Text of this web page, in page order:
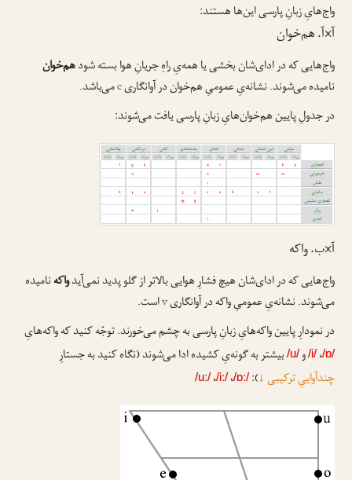
واج‌هایِ زبانِ پارسی این‌ها هستند:
آ×آ. هم‌خوان
واج‌هایی که در ادای‌شان بخشی یا همه‌یِ راهِ جریانِ هوا بسته شودهم‌خوان
نامیده می‌شوند. نشانه‌یِ عمومیِ هم‌خوان در آوانگاریcمی‌باشد.
در جدولِ پایین هم‌خوان‌هایِ زبانِ پارسی یافت می‌شوند:
آ×ب. واکه
واج‌هایی که در ادای‌شان هیچ فشارِ هوایی بالاتر از گلو پدید نمی‌آیدواکهنامیده
می‌شوند. نشانه‌یِ عمومیِ واکه در آوانگاریvا‌ست.
در نمودارِ پایین واکه‌هایِ زبانِ پارسی به چشم می‌خورند. توجّه کنید که واکه‌هایِ
/ɒ/،/i/و/u/بیشتر به گونه‌یِ کشیده ادا می‌شوند (نگاه کنید به جستارِ
چندآواییِ ترکیبی↓
):
/ɒː/،/iː/،/uː/